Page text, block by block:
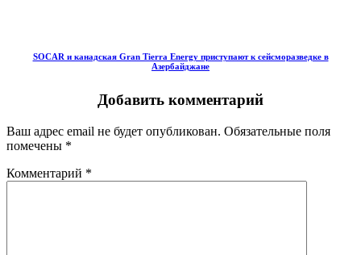
SOCAR и канадская Gran Tierra Energy приступают к сейсморазведке в
Азербайджане
Добавить комментарий
Ваш адрес email не будет опубликован. Обязательные поля
помечены *
Комментарий *